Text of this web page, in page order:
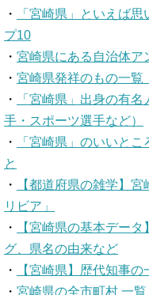
・
「宮崎県」といえば
プ10
・ 宮崎県にある自治体ア
・ 宮崎県発祥のもの一覧
・
「宮崎県」出身の有
手・スポーツ選手など）
・
「宮崎県」のいいと
と
・
【都道府県の雑学】
リビア」
・
【宮崎県の基本デー
グ、県名の由来など
・
【宮崎県】歴代知事
・ 宮崎県の全市町村 一